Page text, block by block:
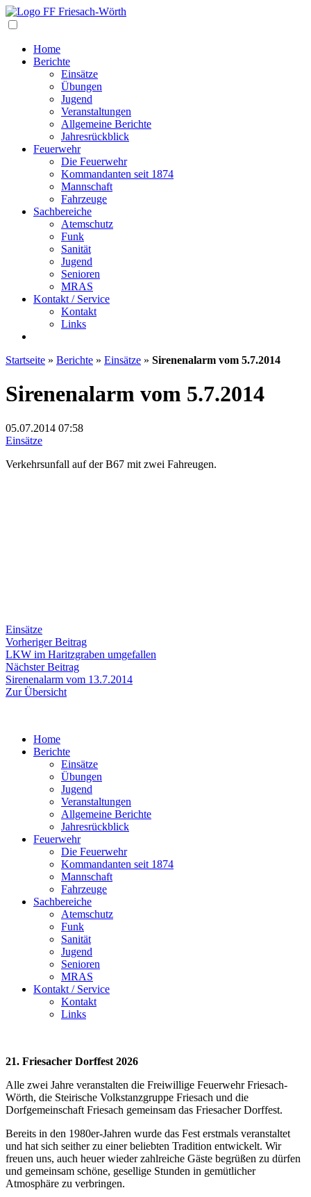
Home
Berichte
Einsätze
Übungen
Jugend
Veranstaltungen
Allgemeine Berichte
Jahresrückblick
Feuerwehr
Die Feuerwehr
Kommandanten seit 1874
Mannschaft
Fahrzeuge
Sachbereiche
Atemschutz
Funk
Sanität
Jugend
Senioren
MRAS
Kontakt / Service
Kontakt
Links
Startseite » Berichte » Einsätze » Sirenenalarm vom 5.7.2014
Sirenenalarm vom 5.7.2014
05.07.2014 07:58
Einsätze
Verkehrsunfall auf der B67 mit zwei Fahreugen.
Einsätze
Beitragsnavigation
Vorheriger BeitragVorheriger
Beitrag:
LKW im Haritzgraben umgefallen
Nächster BeitragNächster
Beitrag:
Sirenenalarm vom 13.7.2014
Zur Übersicht
Home
Berichte
Einsätze
Übungen
Jugend
Veranstaltungen
Allgemeine Berichte
Jahresrückblick
Feuerwehr
Die Feuerwehr
Kommandanten seit 1874
Mannschaft
Fahrzeuge
Sachbereiche
Atemschutz
Funk
Sanität
Jugend
Senioren
MRAS
Kontakt / Service
Kontakt
Links
21. Friesacher Dorffest 2026
Alle zwei Jahre veranstalten die Freiwillige Feuerwehr Friesach-
Wörth, die Steirische Volkstanzgruppe Friesach und die
Dorfgemeinschaft Friesach gemeinsam das Friesacher Dorffest.
Bereits in den 1980er-Jahren wurde das Fest erstmals veranstaltet
und hat sich seither zu einer beliebten Tradition entwickelt. Wir
freuen uns, auch heuer wieder zahlreiche Gäste begrüßen zu dürfen
und gemeinsam schöne, gesellige Stunden in gemütlicher
Atmosphäre zu verbringen.